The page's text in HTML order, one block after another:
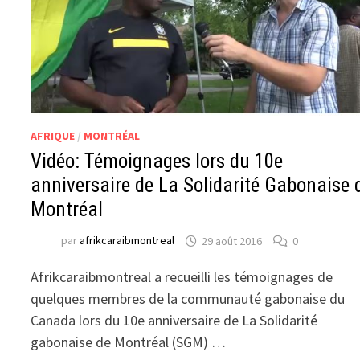
AFRIQUE / MONTRÉAL
Vidéo: Témoignages lors du 10e
anniversaire de La Solidarité Gabonaise
Montréal
parafrikcaraibmontreal 29 août 2016 0
Afrikcaraibmontreal a recueilli les témoignages de
quelques membres de la communauté gabonaise du
Canada lors du 10e anniversaire de La Solidarité
gabonaise de Montréal (SGM) …